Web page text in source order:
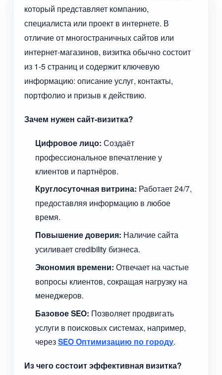
который представляет компанию,
специалиста или проект в интернете. В
отличие от многостраничных сайтов или
интернет-магазинов, визитка обычно состоит
из 1-5 страниц и содержит ключевую
информацию: описание услуг, контакты,
портфолио и призыв к действию.
Зачем нужен сайт-визитка?
Цифровое лицо: Создаёт
профессиональное впечатление у
клиентов и партнёров.
Круглосуточная витрина: Работает 24/7,
предоставляя информацию в любое
время.
Повышение доверия: Наличие сайта
усиливает credibility бизнеса.
Экономия времени: Отвечает на частые
вопросы клиентов, сокращая нагрузку на
менеджеров.
Базовое SEO: Позволяет продвигать
услуги в поисковых системах, например,
черезSEO Оптимизацию по городу.
Из чего состоит эффективная визитка?